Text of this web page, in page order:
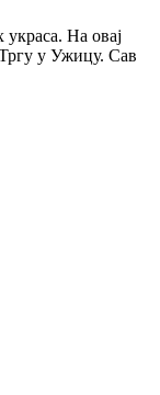
На овај
у Ужицу. Сав